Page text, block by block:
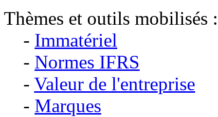
Thèmes et outils mobilisés :
- Immatériel
- Normes IFRS
- Valeur de l'entreprise
- Marques